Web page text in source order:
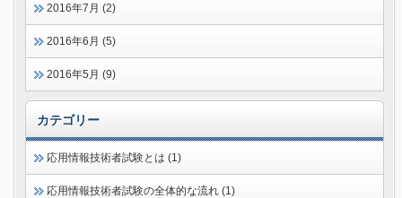
2016年7月 (2)
2016年6月 (5)
2016年5月 (9)
カテゴリー
応用情報技術者試験とは (1)
応用情報技術者試験の全体的な流れ (1)